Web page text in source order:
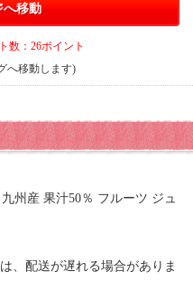
へ移動
数：26ポイント
へ移動します)
州産 果汁50％ フルーツ ジュ
、配送が遅れる場合がありま